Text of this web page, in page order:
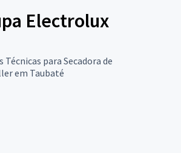
Electrolux
Técnicas para Secadora de
em Taubaté